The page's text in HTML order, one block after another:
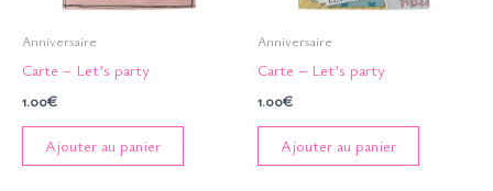
Anniversaire
Carte – Let’s party
1.00€
Ajouter au panier
Anniversaire
Carte – Let’s party
1.00€
Ajouter au panier